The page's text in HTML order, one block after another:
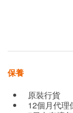
保養
原裝行貨
12個月代理